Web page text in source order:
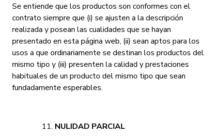
Se entiende que los productos son conformes con el
contrato siempre que (i) se ajusten a la descripción
realizada y posean las cualidades que se hayan
presentado en esta página web, (ii) sean aptos para los
usos a que ordinariamente se destinan los productos del
mismo tipo y (iii) presenten la calidad y prestaciones
habituales de un producto del mismo tipo que sean
fundadamente esperables.
NULIDAD PARCIAL